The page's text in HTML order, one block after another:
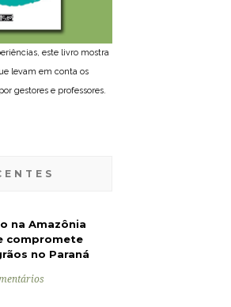
este livro mostra
levam em conta os
gestores e professores.
na Amazônia
compromete
no Paraná